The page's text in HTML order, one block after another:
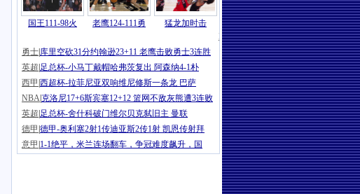
国王111-98火 老鹰124-111勇
猛龙加时击
NBA |威少15+10杜兰特23分 火箭爆冷
勇士 库里空砍31分约翰逊23+11 老鹰击败勇士3连胜
英超 足总杯-小马丁戴帽哈弗茨复出 阿森纳4-1朴
西甲 西超杯-拉菲尼亚双响维尼修斯一条龙 巴萨
NBA克洛尼17+6斯宾塞12+12 篮网不敌灰熊遭3连败
英超 足总杯-舍什科破门维尔贝克弑旧主 曼联
德甲 德甲-奥利塞2射1传迪亚斯2传1射 凯恩传射拜
意甲 1-1绝平，米兰连场翻车，争冠难度飙升，国